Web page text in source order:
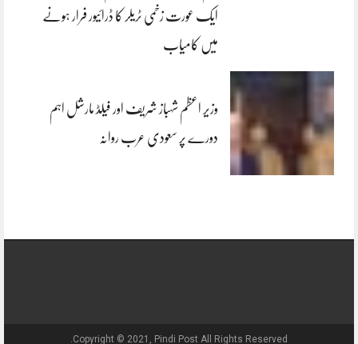
ایک عورت زخمی ٹریلر کا ڈرائیور فرار ہونے
میں کامیاب
وزیر اعظم شہباز شریف اور فیلڈ مارشل اہم
دورے پر سعودی عرب روانہ
Copyright © 2021, Pindi Post All Rights Reserved.